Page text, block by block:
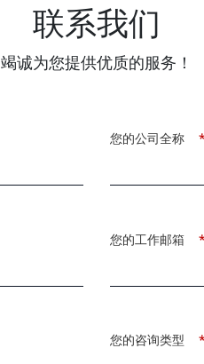
联系我们
竭诚为您提供优质的服务！
*
您的公司全称
*
您的工作邮箱
*
您的咨询类型